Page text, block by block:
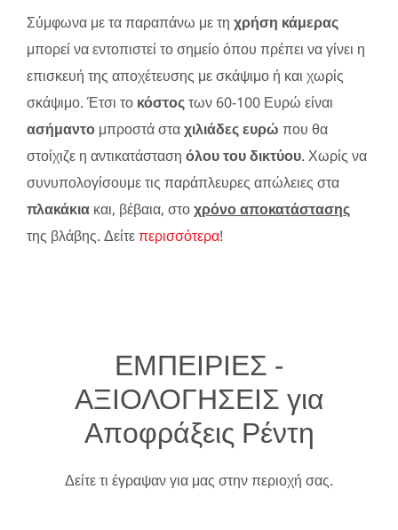
Σύμφωνα με τα παραπάνω με τη χρήση κάμερας
μπορεί να εντοπιστεί το σημείο όπου πρέπει να γίνει η
επισκευή της αποχέτευσης με σκάψιμο ή και χωρίς
σκάψιμο. Έτσι το κόστοςτων 60-100 Ευρώ είναι
ασήμαντο μπροστά σταχιλιάδες ευρώ που θα
στοίχιζε η αντικατάσταση όλου του δικτύου. Χωρίς να
συνυπολογίσουμε τις παράπλευρες απώλειες στα
πλακάκια και, βέβαια, στοχρόνο αποκατάστασης
της βλάβης. Δείτεπερισσότερα!
ΕΜΠΕΙΡΙΕΣ -
ΑΞΙΟΛΟΓΗΣΕΙΣ για
Αποφράξεις Ρέντη
Δείτε τι έγραψαν για μας στην περιοχή σας.